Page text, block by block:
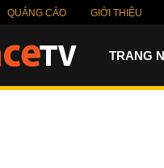
QUẢNG CÁO GIỚI THIỆU
TRANG